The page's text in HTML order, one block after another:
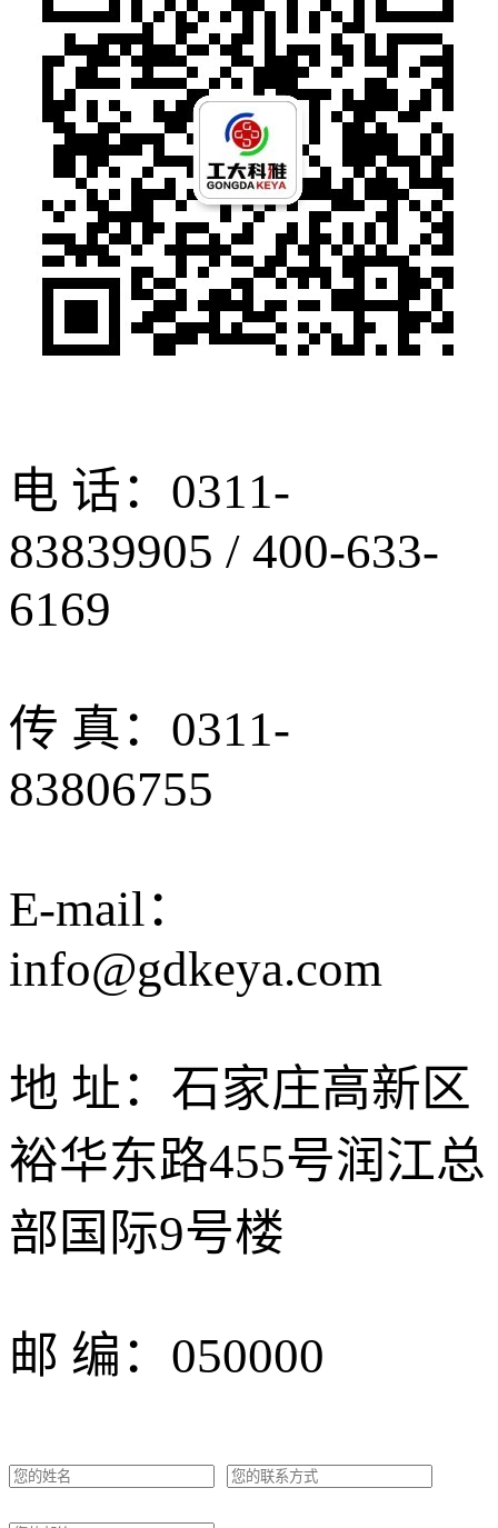
电 话：0311-
83839905 / 400-633-
6169
传 真：0311-
83806755
E-mail：
info@gdkeya.com
地 址：石家庄高新区
裕华东路455号润江总
部国际9号楼
邮 编：050000